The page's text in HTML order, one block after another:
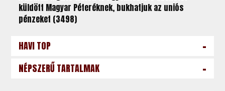
küldött Magyar Péteréknek, bukhatjuk az uniós
pénzeket (3498)
HAVI TOP -
NÉPSZERŰ TARTALMAK -